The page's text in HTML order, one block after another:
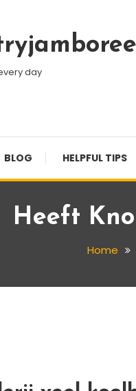
day
BLOG HELPFUL TIPS
Heeft
Home